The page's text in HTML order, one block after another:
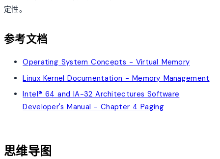
定性。
参考文档
Operating System Concepts - Virtual Memory
Linux Kernel Documentation - Memory Management
Intel® 64 and IA-32 Architectures Software
Developer's Manual - Chapter 4 Paging
思维导图